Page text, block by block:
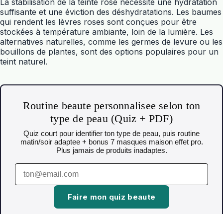
suffisante et une éviction des déshydratations. Les baumes
qui rendent les lèvres roses sont conçues pour être
stockées à température ambiante, loin de la lumière. Les
alternatives naturelles, comme les germes de levure ou les
bouillons de plantes, sont des options populaires pour un
teint naturel.
Routine beaute personnalisee selon ton
type de peau (Quiz + PDF)
Quiz court pour identifier ton type de peau, puis routine
matin/soir adaptee + bonus 7 masques maison effet pro.
Plus jamais de produits inadaptes.
Faire mon quiz beaute